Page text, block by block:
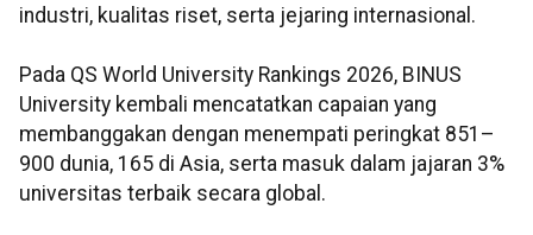
industri, kualitas riset, serta jejaring internasional.
Pada QS World University Rankings 2026, BINUS
University kembali mencatatkan capaian yang
membanggakan dengan menempati peringkat 851–
900 dunia, 165 di Asia, serta masuk dalam jajaran 3%
universitas terbaik secara global.